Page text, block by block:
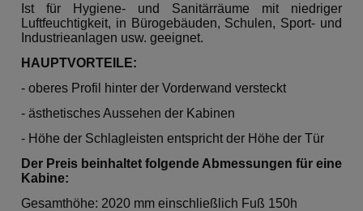
Ist für Hygiene- und Sanitärräume mit niedriger
Luftfeuchtigkeit, in Bürogebäuden, Schulen, Sport- und
Industrieanlagen usw. geeignet.
HAUPTVORTEILE:
- oberes Profil hinter der Vorderwand versteckt
- ästhetisches Aussehen der Kabinen
- Höhe der Schlagleisten entspricht der Höhe der Tür
Der Preis beinhaltet folgende Abmessungen für eine
Kabine:
Gesamthöhe: 2020 mm einschließlich Fuß 150h